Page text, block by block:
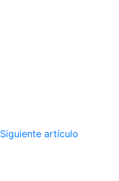
Siguiente artículo